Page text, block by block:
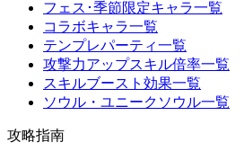
フェス･季節限定キャラ一覧
コラボキャラ一覧
テンプレパーティ一覧
攻撃力アップスキル倍率一覧
スキルブースト効果一覧
ソウル・ユニークソウル一覧
攻略指南